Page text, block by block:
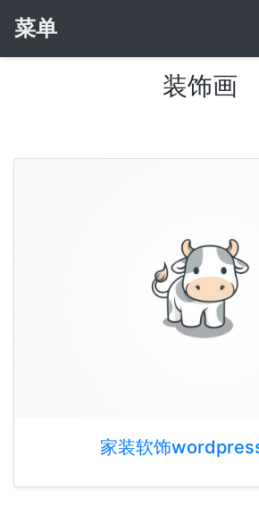
菜单
装饰画
家装软饰